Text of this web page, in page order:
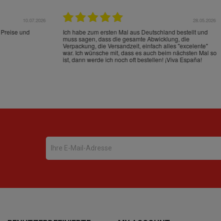
22.05.2026
und sehr gut
perfect service as always